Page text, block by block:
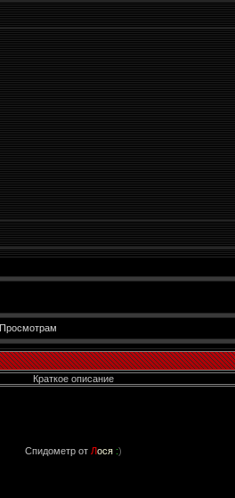
Просмотрам
Краткое описание
Спидометр от Лося :)